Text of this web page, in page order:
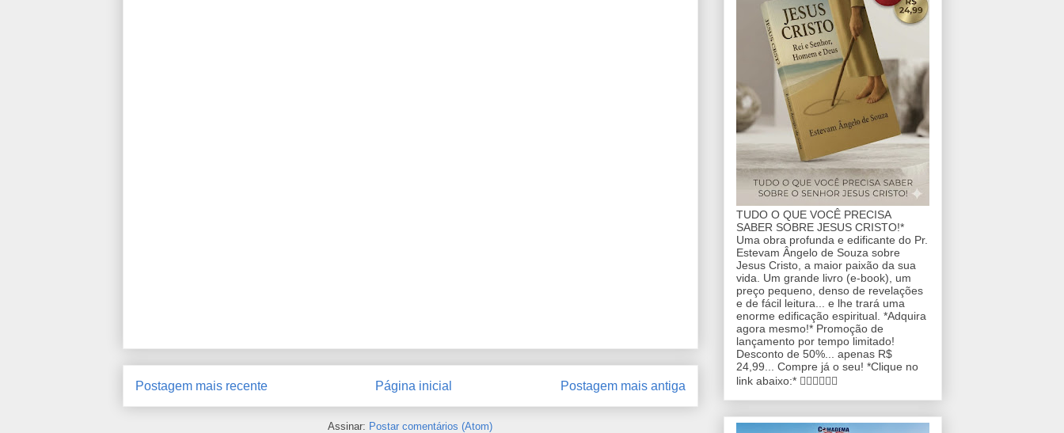
Postagem mais recente Postagem mais antiga
Página inicial
Assinar: Postar comentários (Atom)
TUDO O QUE VOCÊ PRECISA
SABER SOBRE JESUS CRISTO!*
Uma obra profunda e edificante do Pr.
Estevam Ângelo de Souza sobre
Jesus Cristo, a maior paixão da sua
vida. Um grande livro (e-book), um
preço pequeno, denso de revelações
e de fácil leitura... e lhe trará uma
enorme edificação espiritual. *Adquira
agora mesmo!* Promoção de
lançamento por tempo limitado!
Desconto de 50%... apenas R$
24,99... Compre já o seu! *Clique no
link abaixo:* 👇🏼👇🏼👇🏼